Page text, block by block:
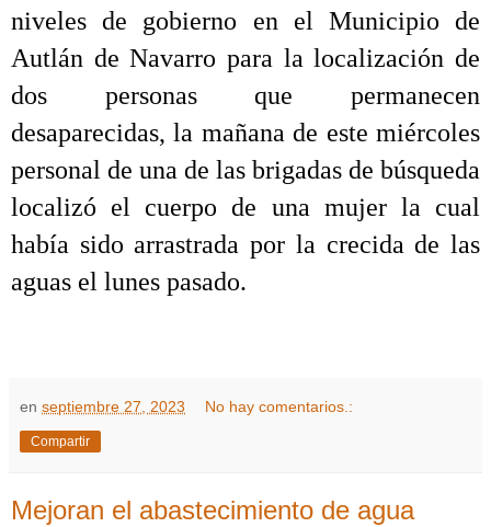
niveles de gobierno en el Municipio de
Autlán de Navarro para la localización de
dos personas que permanecen
desaparecidas, la mañana de este miércoles
personal de una de las brigadas de búsqueda
localizó el cuerpo de una mujer la cual
había sido arrastrada por la crecida de las
aguas el lunes pasado.
en septiembre 27, 2023 No hay comentarios.:
Compartir
Mejoran el abastecimiento de agua